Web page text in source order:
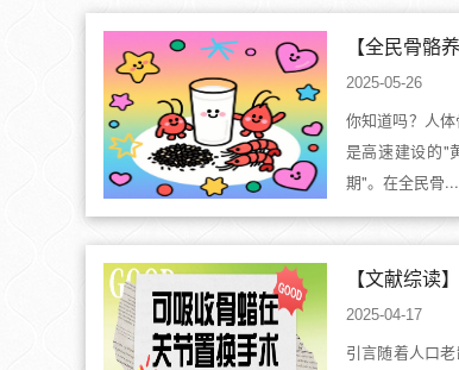
2025-05-26
你知道吗？人
是高速建设的"
期"。在全民骨...
2025-04-17
引言随着人口